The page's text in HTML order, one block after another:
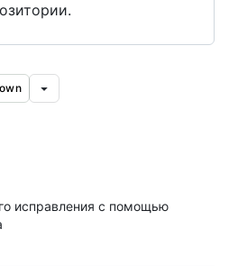
исправления с помощью